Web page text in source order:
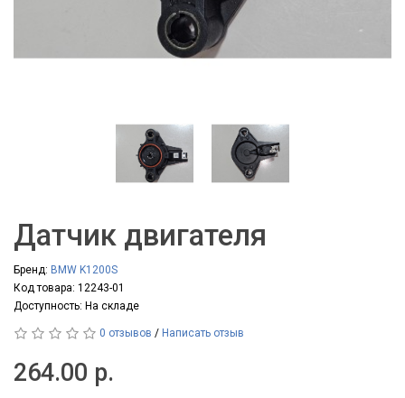
Датчик двигателя
Бренд: BMW K1200S
Код товара: 12243-01
Доступность: На складе
0 отзывов / Написать отзыв
264.00 р.